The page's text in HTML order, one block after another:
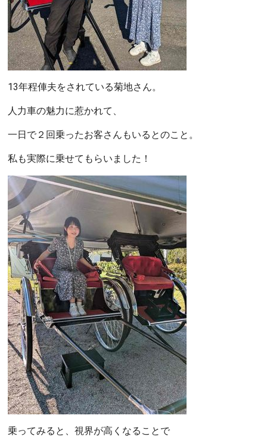
13年程俥夫をされている菊地さん。
人力車の魅力に惹かれて、
一日で２回乗ったお客さんもいるとのこと。
私も実際に乗せてもらいました！
乗ってみると、視界が高くなることで